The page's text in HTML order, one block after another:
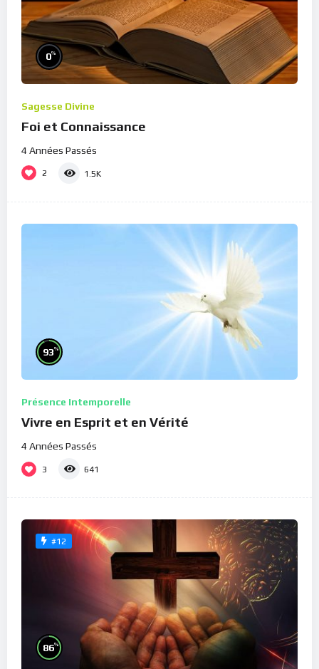
0%
Sagesse Divine
Foi et Connaissance
4 Années Passés
2 1.5K
93%
Présence Intemporelle
Vivre en Esprit et en Vérité
4 Années Passés
3 641
#12
86%